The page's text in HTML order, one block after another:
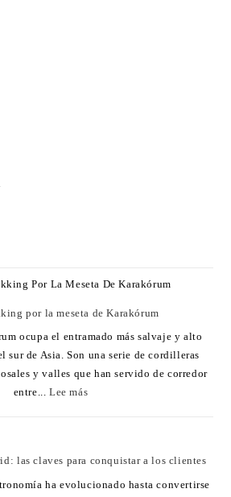
por la meseta de Karakórum
ocupa el entramado más salvaje y alto
sur de Asia. Son una serie de cordilleras
y valles que han servido de corredor
entre...Lee más
las claves para conquistar a los clientes
ha evolucionado hasta convertirse